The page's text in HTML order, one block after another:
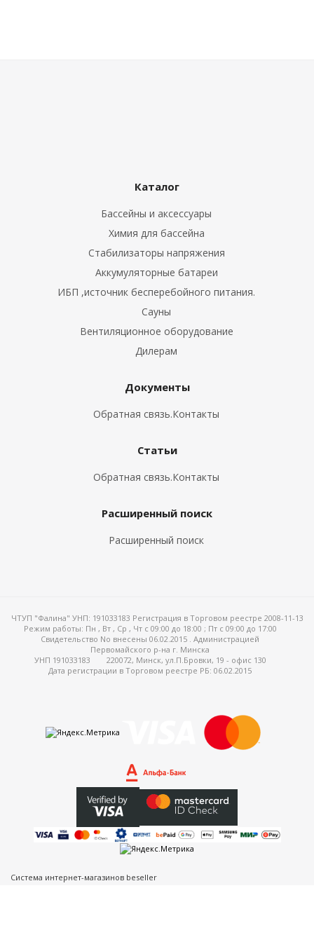
Каталог
Бассейны и аксессуары
Химия для бассейна
Стабилизаторы напряжения
Аккумуляторные батареи
ИБП ,источник бесперебойного питания.
Сауны
Вентиляционное оборудование
Дилерам
Документы
Обратная связь.Контакты
Статьи
Обратная связь.Контакты
Расширенный поиск
Расширенный поиск
ЧТУП "Фалина" УНП: 191033183 Регистрация в Торговом реестре 2008-11-13
Режим работы: Пн , Вт , Ср , Чт c 09:00 до 18:00 ; Пт c 09:00 до 17:00
Свидетельство No внесены 06.02.2015 . Администрацией
Первомайского р-на г. Минска
УНП 191033183
220072, Минск, ул.П.Бровки, 19 - офис 130
Дата регистрации в Торговом реестре РБ: 06.02.2015
Система интернет-магазинов beseller